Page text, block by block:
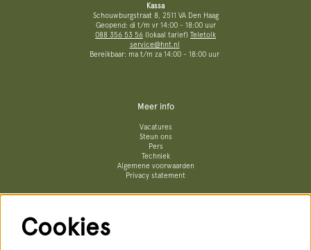
Kassa
Schouwburgstraat 8, 2511 VA Den Haag
Geopend: di t/m vr 14:00 - 18:00 uur
088 356 53 56 (lokaal tarief) Teletolk
service@hnt.nl
Bereikbaar: ma t/m za 14:00 - 18:00 uur
Meer info
Vacatures
Steun ons
Pers
Techniek
Algemene voorwaarden
Privacy statement
Cookies